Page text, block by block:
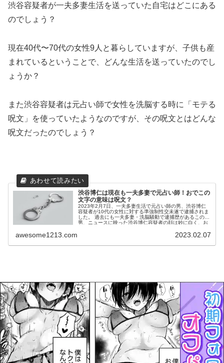
渋谷容疑者が一夫多妻生活を送っていた自宅はどこにある
のでしょう？
現在40代〜70代の女性9人と暮らしていますが、子供も産
まれているということで、どんな生活を送っていたのでし
ょうか？
また渋谷容疑者は元占い師で女性を洗脳する時に「モテる
呪文」を使っていたようなのですが、その呪文とはどんな
呪文だったのでしょう？
渋谷博仁は現在も一夫多妻で元占い師！おでこの
文字の意味は呪文？
2023年2月7日、一夫多妻生活で元占い師の男、渋谷博仁
容疑者が10代の女性に対する準強制性交未遂で逮捕されま
した。 過去にも一夫多妻・洗脳騒動で逮捕歴があるこの
男、ニュースに映った渋谷博仁容疑者の顔は妙に白く、お
awesome1213.com 2023.02.07